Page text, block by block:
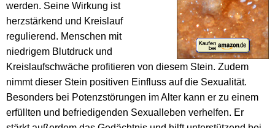
werden. Seine Wirkung ist
herzstärkend und Kreislauf
regulierend. Menschen mit
niedrigem Blutdruck und
Kreislaufschwäche profitieren von diesem Stein. Zudem
nimmt dieser Stein positiven Einfluss auf die Sexualität.
Besonders bei Potenzstörungen im Alter kann er zu einem
erfüllten und befriedigenden Sexualleben verhelfen. Er